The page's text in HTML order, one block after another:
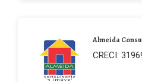
Almeida
CRECI: